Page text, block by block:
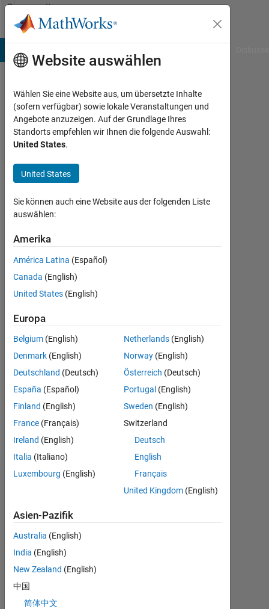
Weiter zum Inhalt
Community
Profile
Desak
Made
Pera
Rosita
Dewi
Last
fast 3
vor
|
Aktiv
2021
Followers:
0
0
Follow
Dashboard
-2
-1 2
3
Website auswählen
Wählen Sie eine Website aus, um übersetzte Inhalte
(sofern verfügbar) sowie lokale Veranstaltungen und
Angebote anzuzeigen. Auf der Grundlage Ihres
Standorts empfehlen wir Ihnen die folgende Auswahl:
United States.
United States
Sie können auch eine Website aus der folgenden Liste
auswählen:
Amerika
América Latina (Español)
Canada (English)
United States (English)
Europa
Belgium (English)
Denmark (English)
Deutschland (Deutsch)
España (Español)
Finland (English)
France (Français)
Ireland (English)
Italia (Italiano)
Luxembourg (English)
Netherlands (English)
Norway (English)
Österreich (Deutsch)
Portugal (English)
Sweden (English)
Switzerland
Deutsch
English
Français
United Kingdom (English)
Asien-Pazifik
Australia (English)
India (English)
New Zealand (English)
中国
简体中文